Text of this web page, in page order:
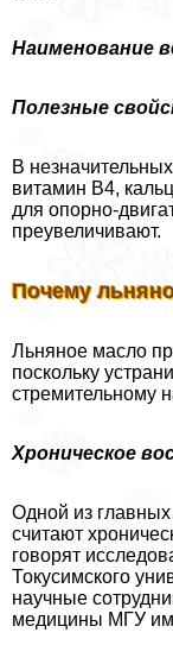
Наименование
Полезные
В
витамин В4,
для опopно-
преувеличивают.
Почему
Льняное масло
поскольку
стремительному
Хроническое
Одной из
считают
говорят
Токусимского
научные
медицины МГУ